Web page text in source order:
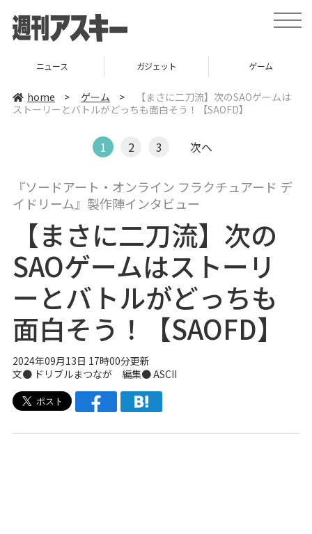
t
o
v
ニュース ガジェット ゲーム
home > ゲーム >
【まさに二刀流】次のSAOゲームは
ストーリーとバトルがどっちも面白そう！【SAOFD】
1 2 3 次へ
『ソードアート・オンライン フラクチュアード デ
イドリーム』製作陣インタビュー
【まさに二刀流】次の
SAOゲームはストーリ
ーとバトルがどっちも
面白そう！【SAOFD】
2024年09月13日 17時00分更新
文● ドリブルまつなが 編集● ASCII